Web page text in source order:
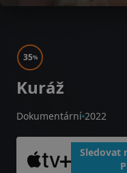
35%
Kuráž
Dokumentární 2022
Sledovat